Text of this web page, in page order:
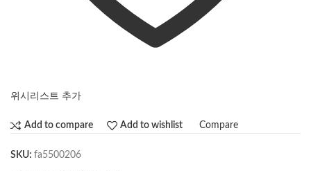
위시리스트 추가
Add to compare Add to wishlist Compare
SKU: fa5500206